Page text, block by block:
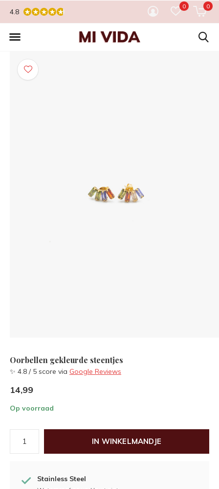
0 0
4.8
Oorbellen gekleurde steentjes
✨ 4.8 / 5 score via Google Reviews
14,99
Op voorraad
IN WINKELMANDJE
Stainless Steel